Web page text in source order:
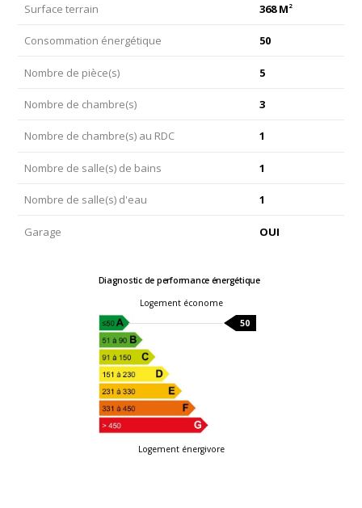
Surface terrain 368 M 2
Consommation énergétique 50
Nombre de pièce(s) 5
Nombre de chambre(s) 3
Nombre de chambre(s) au RDC 1
Nombre de salle(s) de bains 1
Nombre de salle(s) d'eau 1
Garage OUI
Diagnostic de performance énergétique
Logement économe
50
Logement énergivore